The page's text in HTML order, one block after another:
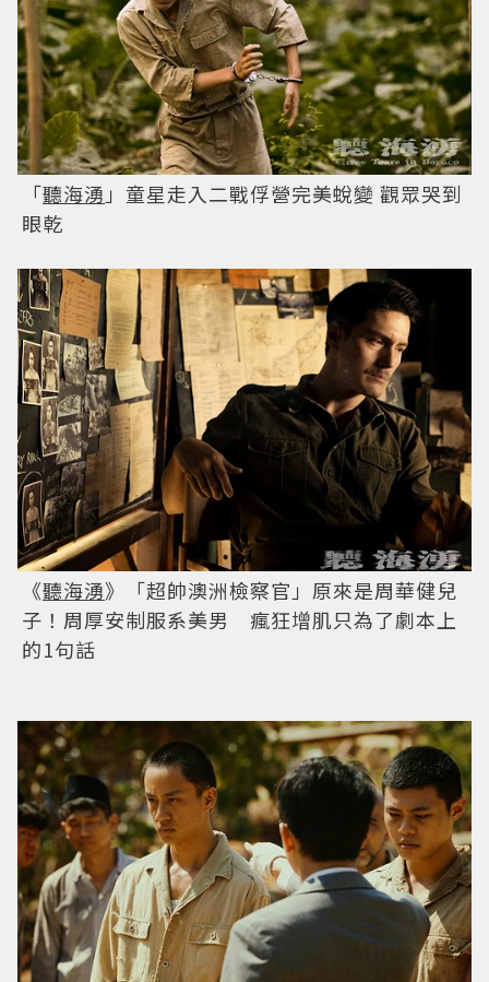
「聽海湧 」童星走入二戰俘營完美蛻變 觀眾哭到
眼乾
《聽海湧》「超帥澳洲檢察官」原來是周華健兒
子！周厚安制服系美男 瘋狂增肌只為了劇本上
的1句話